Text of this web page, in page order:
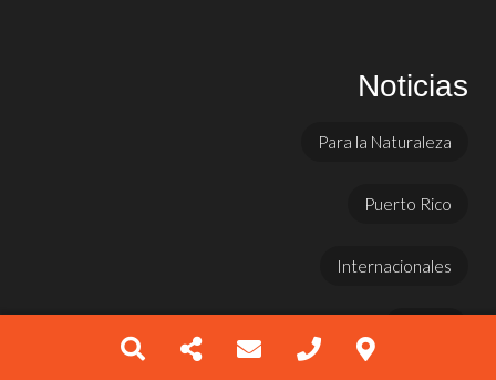
Noticias
Para la Naturaleza
Puerto Rico
Internacionales